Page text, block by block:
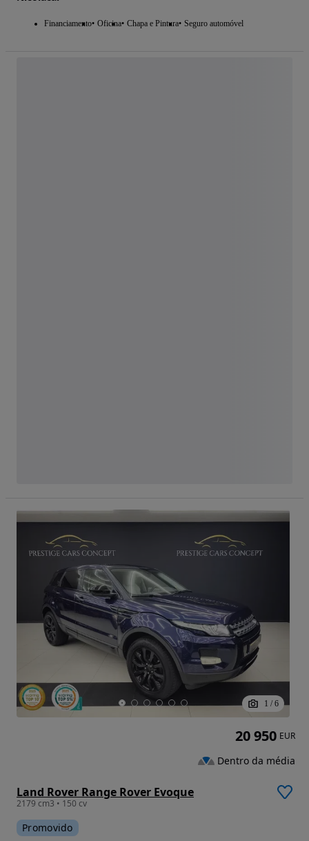
Financiamento Oficina Chapa e Pintura Seguro automóvel
1 / 6
Land Rover Range Rover Evoque
2179 cm3 • 150 cv
Promovido
20 950 EUR
Dentro da média